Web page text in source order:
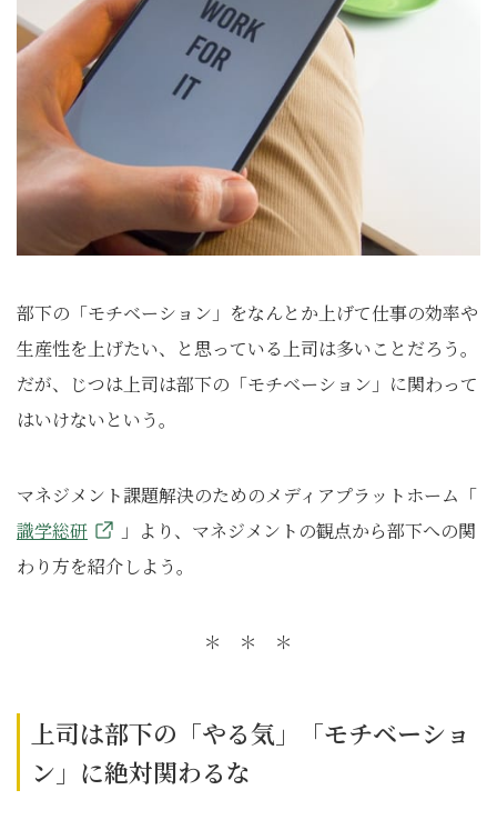
部下の「モチベーション」をなんとか上げて仕事の効率や
生産性を上げたい、と思っている上司は多いことだろう。
だが、じつは上司は部下の「モチベーション」に関わって
はいけないという。
マネジメント課題解決のためのメディアプラットホーム「
識学総研
」より、マネジメントの観点から部下への関
わり方を紹介しよう。
＊ ＊ ＊
上司は部下の「やる気」「モチベーショ
ン」に絶対関わるな